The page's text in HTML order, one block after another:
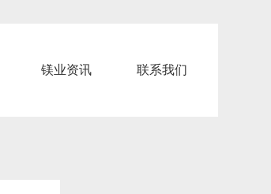
镁业资讯 联系我们